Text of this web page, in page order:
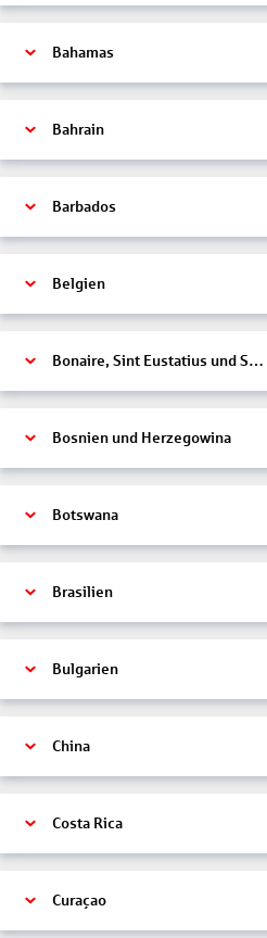
Bahamas
Bahrain
Barbados
Belgien
Bonaire, Sint Eustatius und Saba
Bosnien und Herzegowina
Botswana
Brasilien
Bulgarien
China
Costa Rica
Curaçao